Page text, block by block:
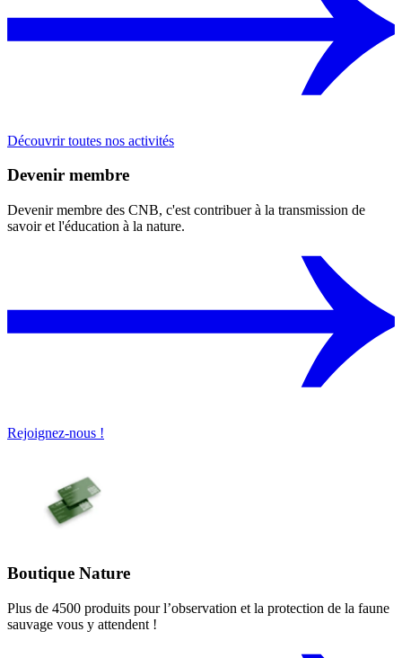
Découvrir toutes nos activités
Devenir membre
Devenir membre des CNB, c'est contribuer à la transmission de
savoir et l'éducation à la nature.
Rejoignez-nous !
Boutique Nature
Plus de 4500 produits pour l’observation et la protection de la faune
sauvage vous y attendent !